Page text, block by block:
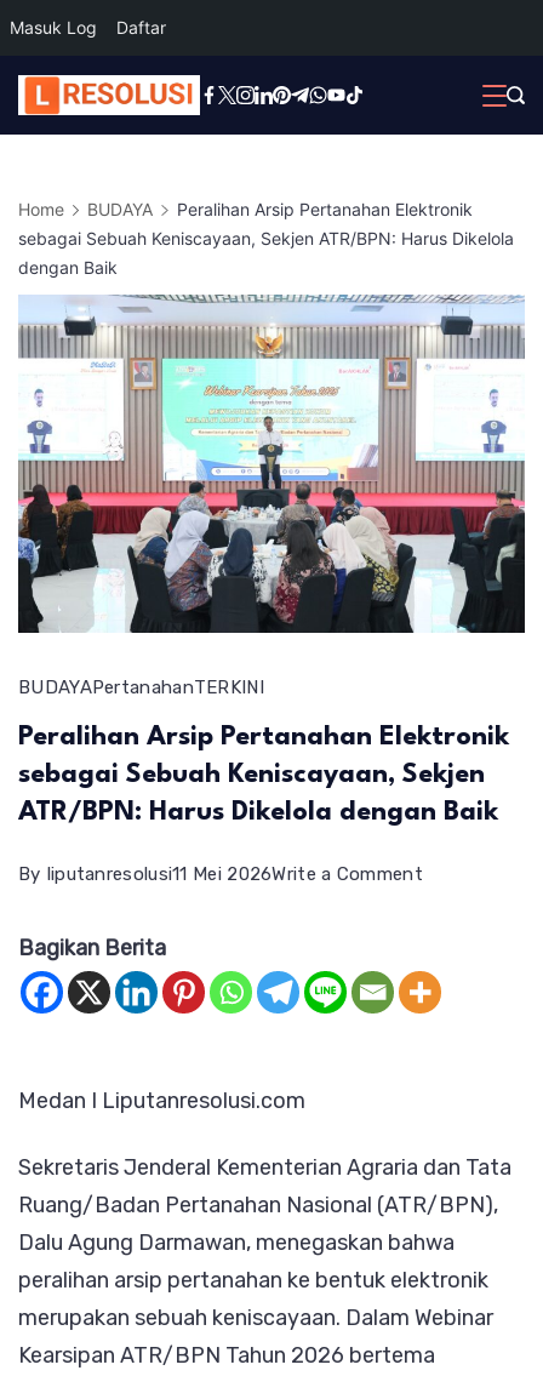
Masuk Log Daftar
Skip
to
Home BUDAYA
Peralihan Arsip Pertanahan Elektronik
sebagai Sebuah Keniscayaan, Sekjen ATR/BPN: Harus Dikelola
dengan Baik
BUDAYAPertanahanTERKINI
Peralihan Arsip Pertanahan Elektronik
sebagai Sebuah Keniscayaan, Sekjen
ATR/BPN: Harus Dikelola dengan Baik
By liputanresolusi11 Mei 2026Write a Commenton
Pertanahan
Sekjen
ATR/BPN:
Harus
Dikelola
dengan
Baik
Bagikan Berita
Medan I Liputanresolusi.com
Sekretaris Jenderal Kementerian Agraria dan Tata
Ruang/Badan Pertanahan Nasional (ATR/BPN),
Dalu Agung Darmawan, menegaskan bahwa
peralihan arsip pertanahan ke bentuk elektronik
merupakan sebuah keniscayaan. Dalam Webinar
Kearsipan ATR/BPN Tahun 2026 bertema